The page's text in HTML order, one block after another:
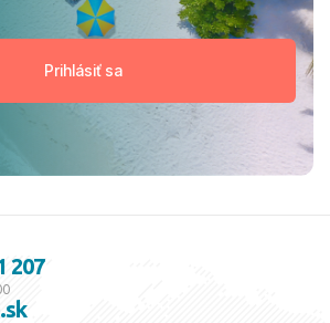
207